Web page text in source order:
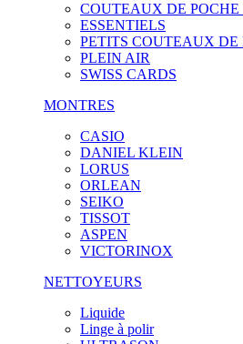
COUTEAUX DE
ESSENTIELS
PETITS COUTEAUX DE
PLEIN AIR
SWISS CARDS
MONTRES
CASIO
DANIEL KLEIN
LORUS
ORLEAN
SEIKO
TISSOT
ASPEN
VICTORINOX
NETTOYEURS
Liquide
Linge à polir